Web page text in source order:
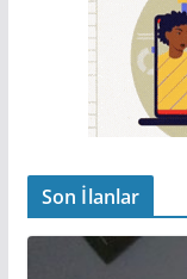
Son İlanlar